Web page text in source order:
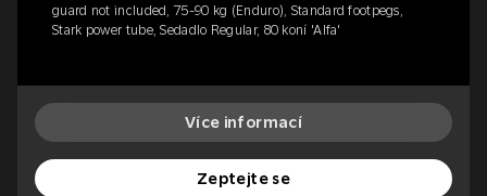
guard not included, 75-90 kg (Enduro), Standard footpegs,
Stark power tube, Sedadlo Regular, 80 koní 'Alfa'
Více informací
Zeptejte se